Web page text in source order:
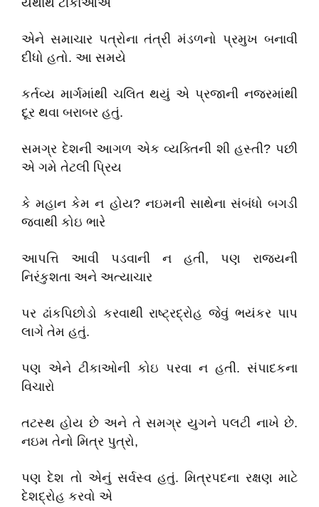
યથાર્થ ટીકાઓએ
એને સમાચાર પત્રોના તંત્રી મંડળનો પ્રમુખ બનાવી
દીધો હતો. આ સમયે
કર્તવ્ય માર્ગમાંથી ચલિત થયું એ પ્રજાની નજરમાંથી
દૂર થવા બરાબર હતું.
સમગ્ર દેશની આગળ એક વ્યક્તિની શી હસ્તી? પછી
એ ગમે તેટલી પ્રિય
કે મહાન કેમ ન હોય? નઇમની સાથેના સંબંધો બગડી
જવાથી કોઇ ભારે
આપત્તિ આવી પડવાની ન હતી, પણ રાજ્યની
નિરંકુશતા અને અત્યાચાર
પર ઢાંકપિછોડો કરવાથી રાષ્ટ્રદ્રોહ જેવું ભયંકર પાપ
લાગે તેમ હતું.
પણ એને ટીકાઓની કોઇ પરવા ન હતી. સંપાદકના
વિચારો
તટસ્થ હોય છે અને તે સમગ્ર યુગને પલટી નાખે છે.
નઇમ તેનો મિત્ર પુત્રો,
પણ દેશ તો એનું સર્વસ્વ હતું. મિત્રપદના રક્ષણ માટે
દેશદ્રોહ કરવો એ